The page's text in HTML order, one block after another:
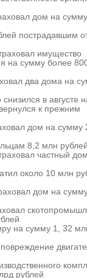
дом на
пострадавшим
имущество
на сумму более
два дома на
в августе
к прежним
дом на сумму
8,2 млн
частный
около 10 млн
дом на
на сумму 1, 32
рублей